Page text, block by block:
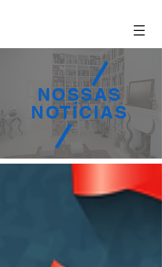
NOSSAS
NOTÍCIAS